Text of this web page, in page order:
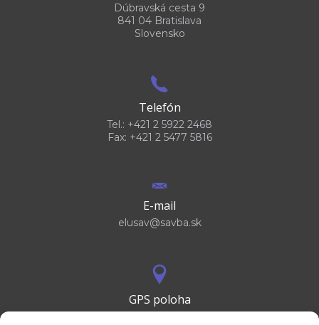
Dúbravská cesta 9
841 04 Bratislava
Slovensko
Telefón
Tel.: +421 2 5922 2468
Fax: +421 2 5477 5816
E-mail
elusav@savba.sk
GPS poloha